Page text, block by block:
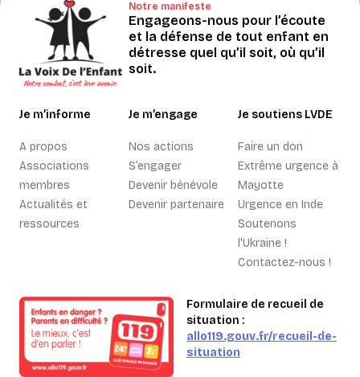
Notre manifeste
Engageons-nous pour l’écoute
et la défense de tout enfant en
détresse quel qu’il soit, où qu’il
soit.
Je m’informe
A propos
Associations
membres
Actualités et
ressources
Je m’engage
Nos actions
S’engager
Devenir bénévole
Devenir partenaire
Je soutiens LVDE
Faire un don
Extrême urgence à
Mayotte
Urgence en Inde
Soutenons
l'Ukraine !
Contactez-nous !
Formulaire de recueil de
situation :
allo119.gouv.fr/recueil-de-
situation